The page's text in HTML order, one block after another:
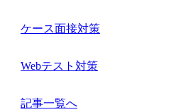
ケース面接対策
Webテスト対策
記事一覧へ